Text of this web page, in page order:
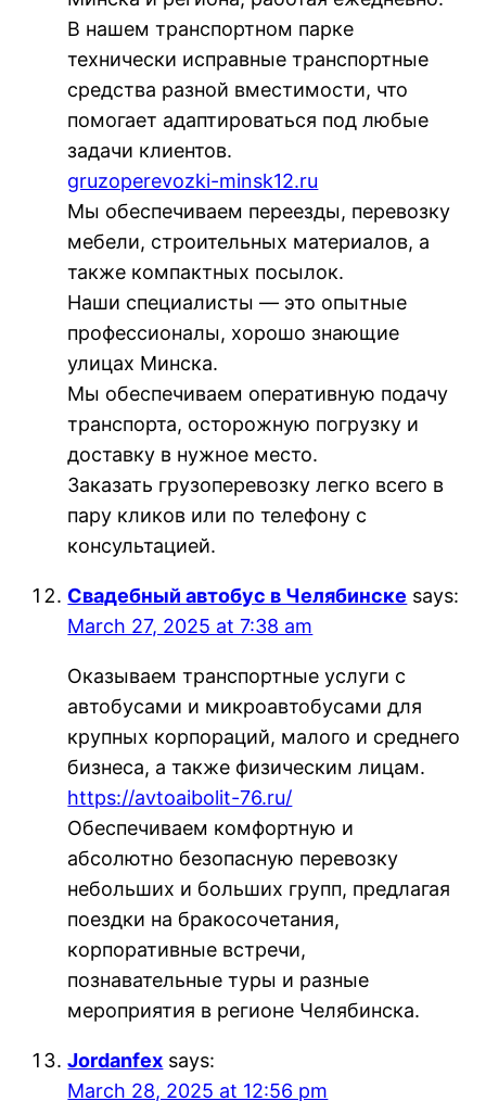
В нашем транспортном парке
технически исправные транспортные
средства разной вместимости, что
помогает адаптироваться под любые
задачи клиентов.
gruzoperevozki-minsk12.ru
Мы обеспечиваем переезды, перевозку
мебели, строительных материалов, а
также компактных посылок.
Наши специалисты — это опытные
профессионалы, хорошо знающие
улицах Минска.
Мы обеспечиваем оперативную подачу
транспорта, осторожную погрузку и
доставку в нужное место.
Заказать грузоперевозку легко всего в
пару кликов или по телефону с
консультацией.
Свадебный автобус в Челябинске says:
March 27, 2025 at 7:38 am
Оказываем транспортные услуги с
автобусами и микроавтобусами для
крупных корпораций, малого и среднего
бизнеса, а также физическим лицам.
https://avtoaibolit-76.ru/
Обеспечиваем комфортную и
абсолютно безопасную перевозку
небольших и больших групп, предлагая
поездки на бракосочетания,
корпоративные встречи,
познавательные туры и разные
мероприятия в регионе Челябинска.
Jordanfex says:
March 28, 2025 at 12:56 pm